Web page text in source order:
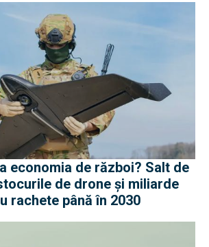
economia de război? Salt de
de drone și miliarde
rachete până în 2030